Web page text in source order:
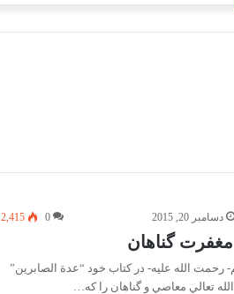
دسامبر 20, 2015 0
2,415
گناهان
رحمت الله عليه- در کتاب خود “عدة الصابرين”
تعالي معاصي و گناهان را كه…